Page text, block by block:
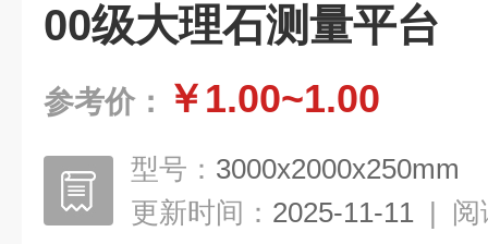
00级大理石测量平台
参考价： ￥1.00~1.00
型号： 3000x2000x250mm
更新时间： 2025-11-11 | 阅